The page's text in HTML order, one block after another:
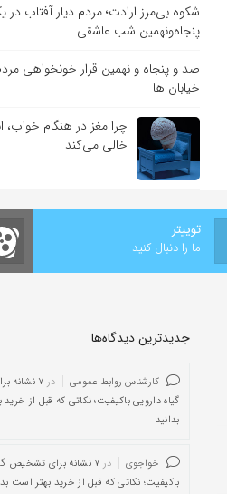
شکوه بی‌مرز ارادت؛ مردم دیار آفتاب در
پنجاه‌ونهمین شب عاشقی
صد و پنجاه و نهمین قرار خونخواهی
خیابان ها
چرا مغز در هنگام خواب،
خالی می‌کند
توییتر
ما را دنبال کنید
جدیدترین دیدگاه‌‌ها
کارشناس روابط عمومی در
۷ نشانه
گیاه دارویی باکیفیت؛ نکاتی که قبل از
بدانید
خواجوی در
۷ نشانه برای تشخیص
باکیفیت؛ نکاتی که قبل از خرید بهتر است